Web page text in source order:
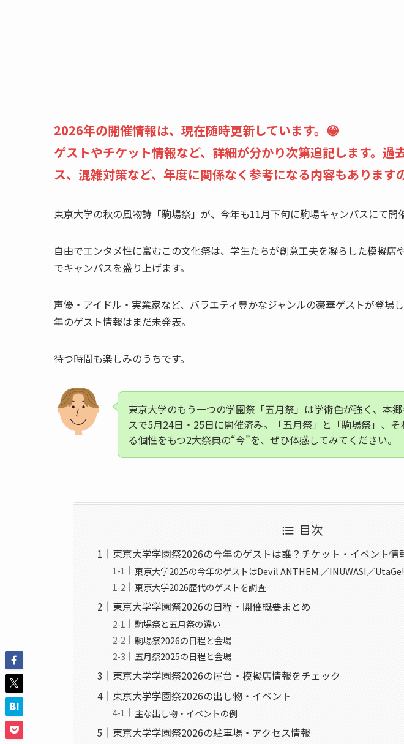
2026年の開催情報は、現在随時更新しています。😁
ゲストやチケット情報など、詳細が分かり次第追記します。過
ス、混雑対策など、年度に関係なく参考になる内容もあります
東京大学の秋の風物詩「駒場祭」が、今年も11月下旬に駒場キャンパスにて開
自由でエンタメ性に富むこの文化祭は、学生たちが創意工夫を凝らした模擬店
でキャンパスを盛り上げます。
声優・アイドル・実業家など、バラエティ豊かなジャンルの豪華ゲストが登場
年のゲスト情報はまだ未発表。
待つ時間も楽しみのうちです。
東京大学のもう一つの学園祭「五月祭」は学術色が強く、本
スで5月24日・25日に開催済み。「五月祭」と「駒場祭」、そ
る個性をもつ2大祭典の“今”を、ぜひ体感してみてください。
目次
東京大学学園祭2026の今年のゲストは誰？チケット・イベント情
東京大学2025の今年のゲストはDevil ANTHEM.／INUWASI／
東京大学2026歴代のゲストを調査
東京大学学園祭2026の日程・開催概要まとめ
駒場祭と五月祭の違い
駒場祭2026の日程と会場
五月祭2025の日程と会場
東京大学学園祭2026の屋台・模擬店情報をチェック
東京大学学園祭2026の出し物・イベント
主な出し物・イベントの例
東京大学学園祭2026の駐車場・アクセス情報